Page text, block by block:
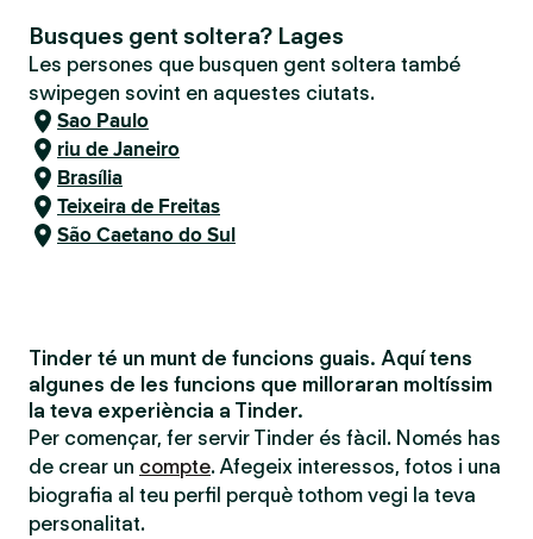
Busques gent soltera? Lages
Les persones que busquen gent soltera també
swipegen sovint en aquestes ciutats.
Sao Paulo
riu de Janeiro
Brasília
Teixeira de Freitas
São Caetano do Sul
Tinder té un munt de funcions guais. Aquí tens
algunes de les funcions que milloraran moltíssim
la teva experiència a Tinder.
Per començar, fer servir Tinder és fàcil. Només has
de crear un compte. Afegeix interessos, fotos i una
biografia al teu perfil perquè tothom vegi la teva
personalitat.